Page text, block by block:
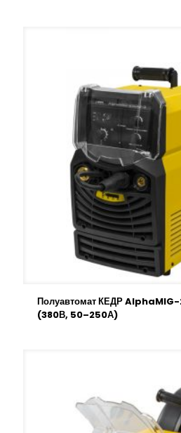
Полуавтомат КЕДР AlphaMIG-
(380В, 50–250А)